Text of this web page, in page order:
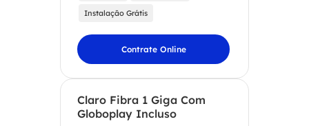
Instalação Grátis
Contrate Online
Claro Fibra 1 Giga Com
Globoplay Incluso